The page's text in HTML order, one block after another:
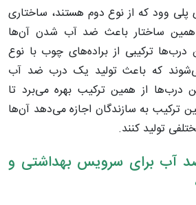
وود که از نوع دوم هستند، ساختاری
همین ساختار باعث ضد آب شدن آن‌ها
ترکیبی از براده‌های چوب با نوع
که باعث تولید یک درب ضد آب
درب‌ها از همین ترکیب بهره می‌برد تا
ترکیب به سازندگان اجازه می‌دهد آن‌ها
تولید کنند.
آب برای سرویس بهداشتی و